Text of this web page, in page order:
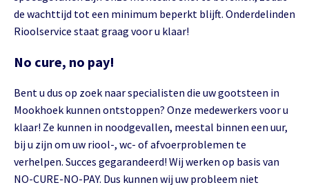
de wachttijd tot een minimum beperkt blijft. Onderdelinden
Rioolservice staat graag voor u klaar!
No cure, no pay!
Bent u dus op zoek naar specialisten die uw gootsteen in
Mookhoek kunnen ontstoppen? Onze medewerkers voor u
klaar! Ze kunnen in noodgevallen, meestal binnen een uur,
bij u zijn om uw riool-, wc- of afvoerproblemen te
verhelpen. Succes gegarandeerd! Wij werken op basis van
NO-CURE-NO-PAY. Dus kunnen wij uw probleem niet